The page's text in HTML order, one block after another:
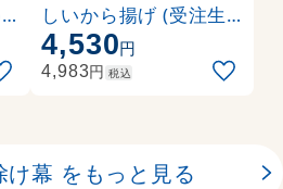
しいから揚げ (受注生
産品) 素材:ポンジ (632
41)
4,530円
4,983円 税込
け幕 をもっと見る